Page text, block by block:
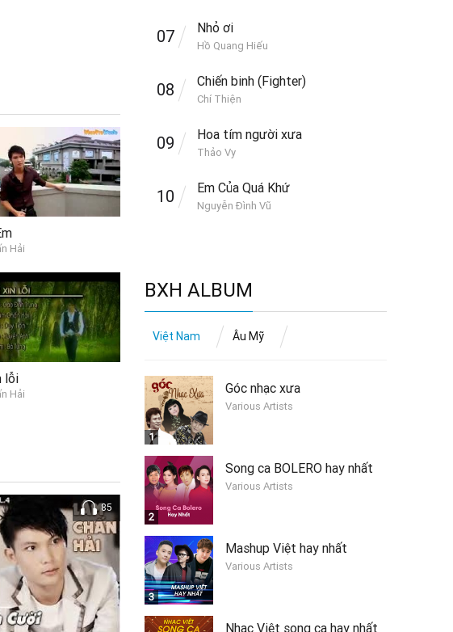
Hải
lỗi
Hải
85
07 Nhỏ ơi
Hồ Quang Hiếu
08 Chiến binh (Fighter)
Chí Thiện
09 Hoa tím người xưa
Thảo Vy
10 Em Của Quá Khứ
Nguyễn Đình Vũ
BXH ALBUM
Việt Nam Âu Mỹ
1
Góc nhạc xưa
Various Artists
2
Song ca BOLERO hay nhất
Various Artists
3
Mashup Việt hay nhất
Various Artists
Nhạc Việt song ca hay nhất